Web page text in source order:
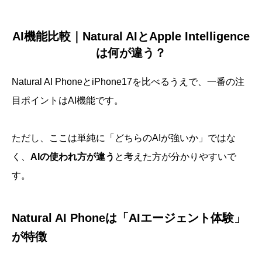
AI機能比較｜Natural AIとApple Intelligence
は何が違う？
Natural AI PhoneとiPhone17を比べるうえで、一番の注
目ポイントはAI機能です。
ただし、ここは単純に「どちらのAIが強いか」ではな
く、 AIの使われ方が違う と考えた方が分かりやすいで
す。
Natural AI Phoneは「AIエージェント体験」
が特徴